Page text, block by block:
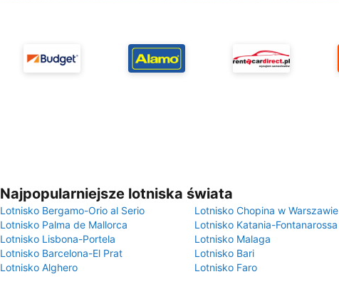
Najpopularniejsze lotniska świata
Lotnisko Bergamo-Orio al Serio
Lotnisko Chopina w Warszawie
Lotnisko Palma de Mallorca
Lotnisko Katania-Fontanarossa
Lotnisko Lisbona-Portela
Lotnisko Malaga
Lotnisko Barcelona-El Prat
Lotnisko Bari
Lotnisko Alghero
Lotnisko Faro